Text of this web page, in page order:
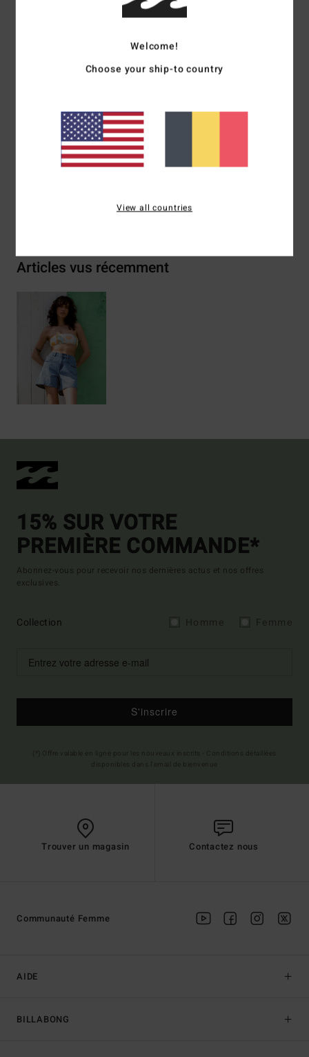
Mélange de nylon et d'élasthanne recyclés
Bretelles amovibles et ajustables
Logo brodé centré dans le dos
Composition[Matière principale] 78% Nylon recyclé
(Polyamide), 22% Élasthanne
Livraison & Retours
Articles vus récemment
15% SUR VOTRE
PREMIÈRE COMMANDE*
Abonnez-vous pour recevoir nos dernières actus et nos offres
exclusives.
Collection
S'inscrire
Trouver un magasin Contactez nous
AIDE
BILLABONG
Communauté Femme
Welcome!
Choose your ship-to country
View all countries